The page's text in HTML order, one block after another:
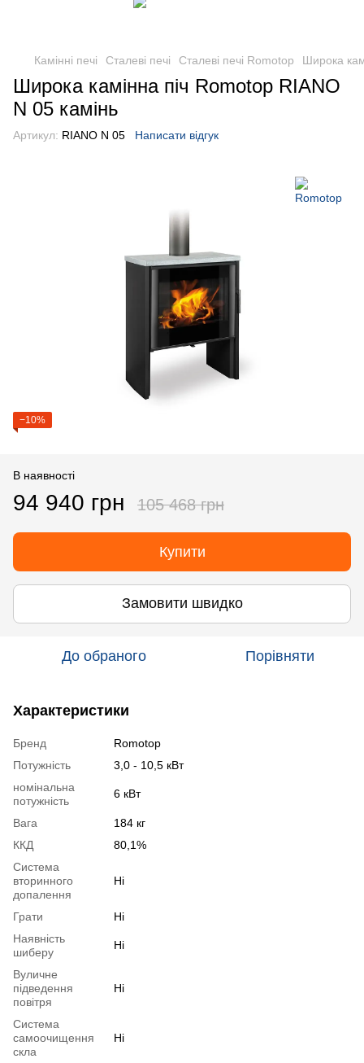
Камінні печі Сталеві печі Сталеві печі Romotop Широка
Широка камінна піч Romotop RIANO
N 05 камінь
Артикул: RIANO N 05 Написати відгук
−10%
В наявності
94 940 грн 105 468 грн
Купити
Замовити швидко
До обраного Порівняти
Характеристики
Бренд
Romotop
Потужність
3,0 - 10,5 кВт
номінальна
потужність
6 кВт
Вага
184 кг
ККД
80,1%
Система
вторинного
допалення
Ні
Грати
Ні
Наявність
шиберу
Ні
Вуличне
підведення
повітря
Ні
Система
самоочищення
скла
Ні